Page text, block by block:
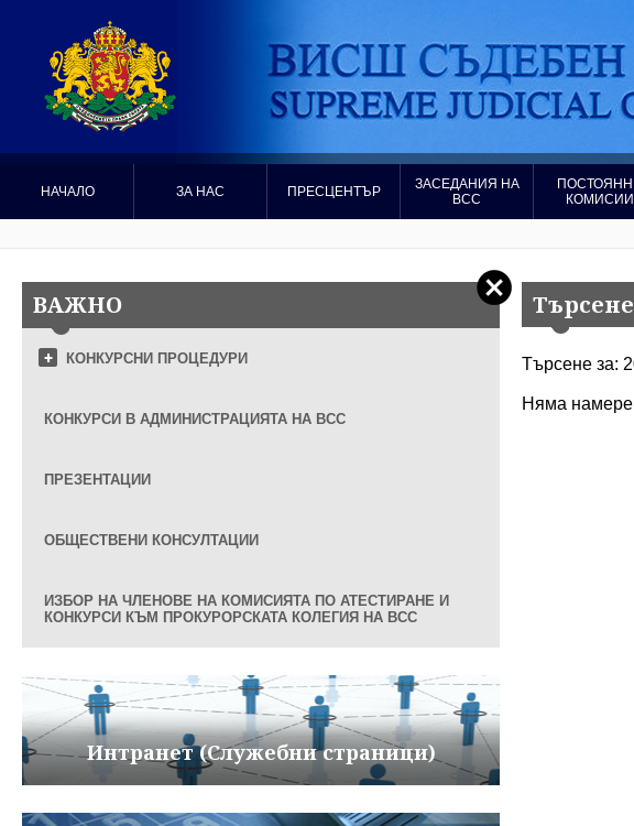
НАЧАЛО ЗА НАС ПРЕСЦЕНТЪР
ЗАСЕДАНИЯ НА
ВСС
КОМИСИИ
ВАЖНО
КОНКУРСНИ ПРОЦЕДУРИ
КОНКУРСИ В АДМИНИСТРАЦИЯТА НА ВСС
ПРЕЗЕНТАЦИИ
ОБЩЕСТВЕНИ КОНСУЛТАЦИИ
ИЗБОР НА ЧЛЕНОВЕ НА КОМИСИЯТА ПО АТЕСТИРАНЕ И
КОНКУРСИ КЪМ ПРОКУРОРСКАТА КОЛЕГИЯ НА ВСС
Интранет (Служебни страници)
Търсене
Търсене за:
Няма